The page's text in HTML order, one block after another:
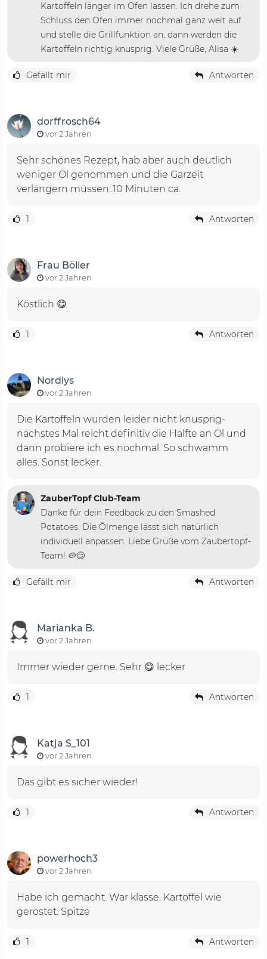
Kartoffeln länger im Ofen lassen. Ich drehe zum
Schluss den Ofen immer nochmal ganz weit auf
und stelle die Grillfunktion an, dann werden die
Kartoffeln richtig knusprig. Viele Grüße, Alisa ☀️
Gefällt mir Antworten
dorffrosch64
vor 2 Jahren
Sehr schönes Rezept, hab aber auch deutlich
weniger Öl genommen und die Garzeit
verlängern müssen..10 Minuten ca.
1 Antworten
Frau Böller
vor 2 Jahren
Köstlich 😋
1 Antworten
Nordlys
vor 2 Jahren
Die Kartoffeln wurden leider nicht knusprig-
nächstes Mal reicht definitiv die Hälfte an Öl und
dann probiere ich es nochmal. So schwamm
alles. Sonst lecker.
ZauberTopf Club-Team
Danke für dein Feedback zu den Smashed
Potatoes. Die Ölmenge lässt sich natürlich
individuell anpassen. Liebe Grüße vom Zaubertopf-
Team! 🥔😊
Gefällt mir Antworten
Marianka B.
vor 2 Jahren
Immer wieder gerne. Sehr 😋 lecker
1 Antworten
Katja S_101
vor 2 Jahren
Das gibt es sicher wieder!
1 Antworten
powerhoch3
vor 2 Jahren
Habe ich gemacht. War klasse. Kartoffel wie
geröstet. Spitze
1 Antworten